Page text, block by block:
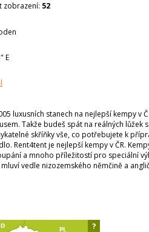
zobrazení: 52
E
luxusních stanech na nejlepší kempy v
Takže budeš spát na reálných lůžek
skříňky vše, co potřebujete k
Rent4tent je nejlepší kempy v ČR.
a mnoho příležitostí pro speciální
vedle nizozemského němčině a
?